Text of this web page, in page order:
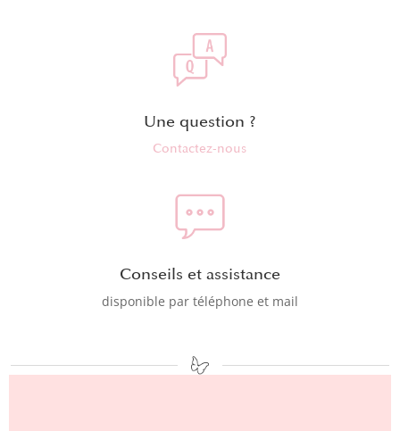
Une question ?
Contactez-nous
Conseils et assistance
disponible par téléphone et mail